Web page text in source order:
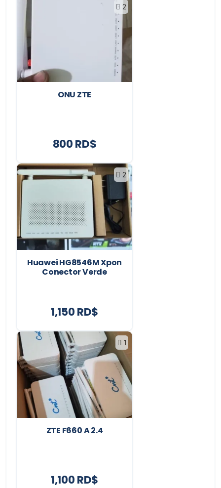
2
ONU ZTE
800 RD$
2
Huawei HG8546M Xpon
Conector Verde
1,150 RD$
1
ZTE F660 A 2.4
1,100 RD$